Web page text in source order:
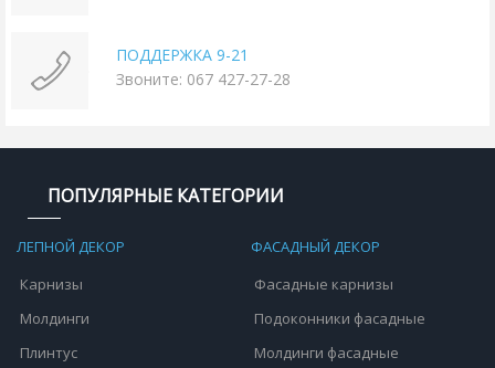
ПОДДЕРЖКА 9-21
Звоните: 067 427-27-28
ПОПУЛЯРНЫЕ КАТЕГОРИИ
ЛЕПНОЙ ДЕКОР
Карнизы
Молдинги
Плинтус
ФАСАДНЫЙ ДЕКОР
Фасадные карнизы
Подоконники фасадные
Молдинги фасадные